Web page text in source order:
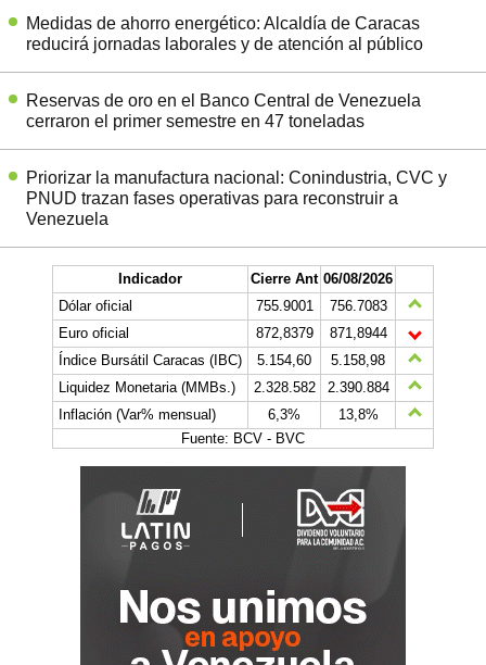
Medidas de ahorro energético: Alcaldía de Caracas
reducirá jornadas laborales y de atención al público
Reservas de oro en el Banco Central de Venezuela
cerraron el primer semestre en 47 toneladas
Priorizar la manufactura nacional: Conindustria, CVC y
PNUD trazan fases operativas para reconstruir a
Venezuela
Indicador Cierre Ant 06/08/2026
Dólar oficial
755.9001
756.7083
Euro oficial
872,8379
871,8944
Índice Bursátil Caracas (IBC)
5.154,60
5.158,98
Liquidez Monetaria (MMBs.)
2.328.582
2.390.884
Inflación (Var% mensual)
6,3%
13,8%
Fuente: BCV - BVC